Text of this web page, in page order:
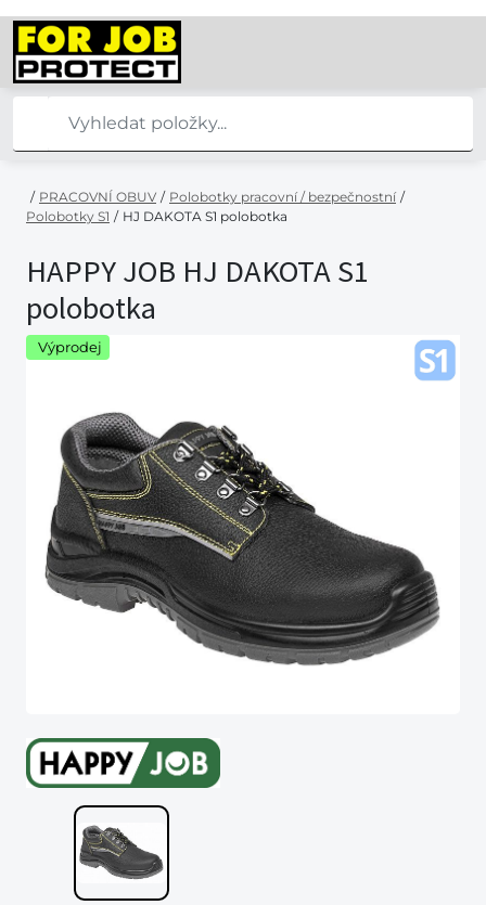
/ PRACOVNÍ OBUV / Polobotky pracovní / bezpečnostní /
Polobotky S1 / HJ DAKOTA S1 polobotka
HAPPY JOB HJ DAKOTA S1
polobotka
Výprodej